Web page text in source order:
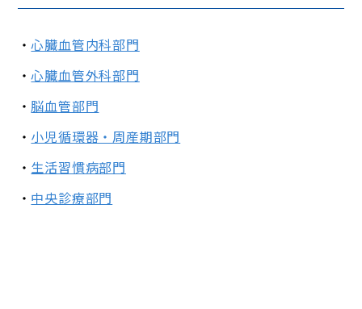
心臓血管内科部門
心臓血管外科部門
脳血管部門
小児循環器・周産期部門
生活習慣病部門
中央診療部門